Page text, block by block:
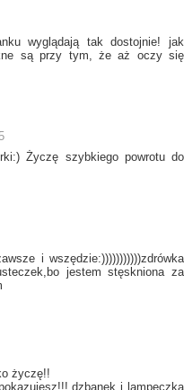
wyglądają tak dostojnie! jak
są przy tym, że aż oczy się
Życzę szybkiego powrotu do
i wszędzie:)))))))))))zdrówka
jestem stęskniona za
życzę!!
dzbanek i lampeczka